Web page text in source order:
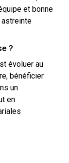
quipe et bonne
?
évoluer au
bénéficier
un
en